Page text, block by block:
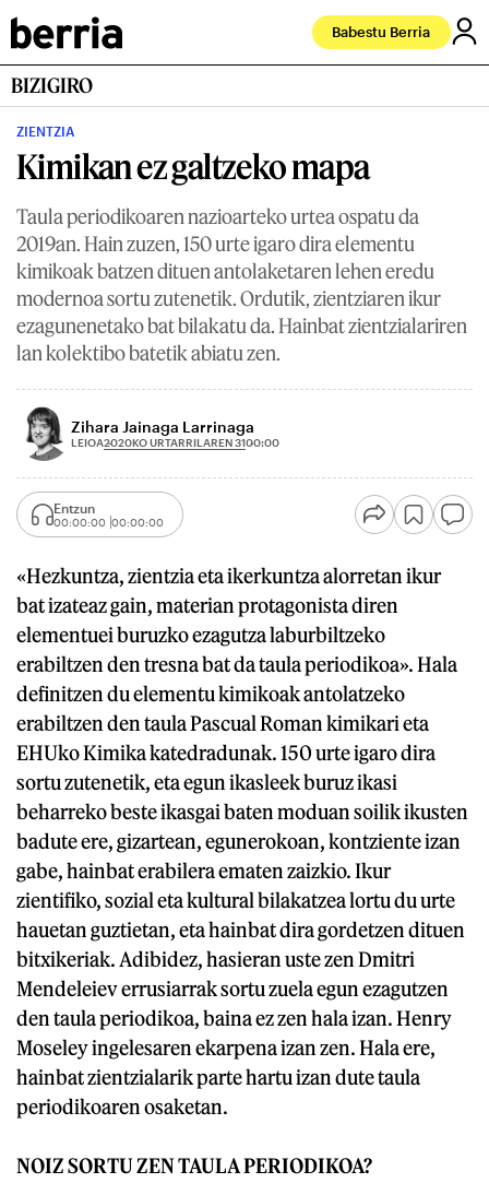
Babestu Berria
BIZIGIRO
ZIENTZIA
Kimikan ez galtzeko mapa
Taula periodikoaren nazioarteko urtea ospatu da
2019an. Hain zuzen, 150 urte igaro dira elementu
kimikoak batzen dituen antolaketaren lehen eredu
modernoa sortu zutenetik. Ordutik, zientziaren ikur
ezagunenetako bat bilakatu da. Hainbat zientzialariren
lan kolektibo batetik abiatu zen.
Zihara Jainaga Larrinaga
LEIOA2020KO URTARRILAREN 3100:00
Entzun
00:00:00 00:00:00
«Hezkuntza, zientzia eta ikerkuntza alorretan ikur
bat izateaz gain, materian protagonista diren
elementuei buruzko ezagutza laburbiltzeko
erabiltzen den tresna bat da taula periodikoa». Hala
definitzen du elementu kimikoak antolatzeko
erabiltzen den taula Pascual Roman kimikari eta
EHUko Kimika katedradunak. 150 urte igaro dira
sortu zutenetik, eta egun ikasleek buruz ikasi
beharreko beste ikasgai baten moduan soilik ikusten
badute ere, gizartean, egunerokoan, kontziente izan
gabe, hainbat erabilera ematen zaizkio. Ikur
zientifiko, sozial eta kultural bilakatzea lortu du urte
hauetan guztietan, eta hainbat dira gordetzen dituen
bitxikeriak. Adibidez, hasieran uste zen Dmitri
Mendeleiev errusiarrak sortu zuela egun ezagutzen
den taula periodikoa, baina ez zen hala izan. Henry
Moseley ingelesaren ekarpena izan zen. Hala ere,
hainbat zientzialarik parte hartu izan dute taula
periodikoaren osaketan.
NOIZ SORTU ZEN TAULAPERIODIKOA?